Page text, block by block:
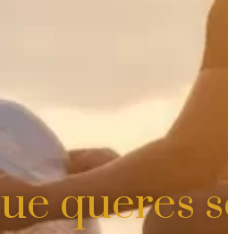
queres